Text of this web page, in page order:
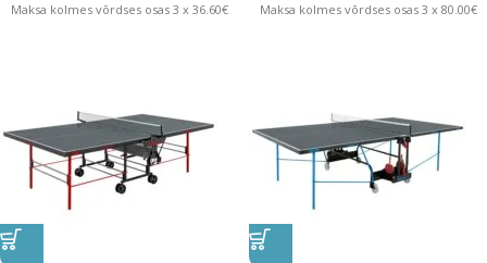
Maksa kolmes võrdses osas 3 x 36.60€ Maksa kolmes võrdses osas 3 x 80.00€